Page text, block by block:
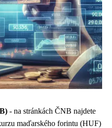
- na stránkách ČNB najdete
maďarského forintu (HUF)